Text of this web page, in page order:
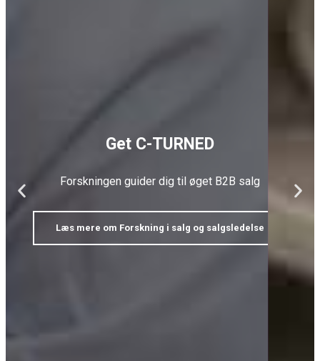
Get C-TURNED
Forskningen guider dig til øget B2B salg
Læs mere om Forskning i salg og salgsledelse